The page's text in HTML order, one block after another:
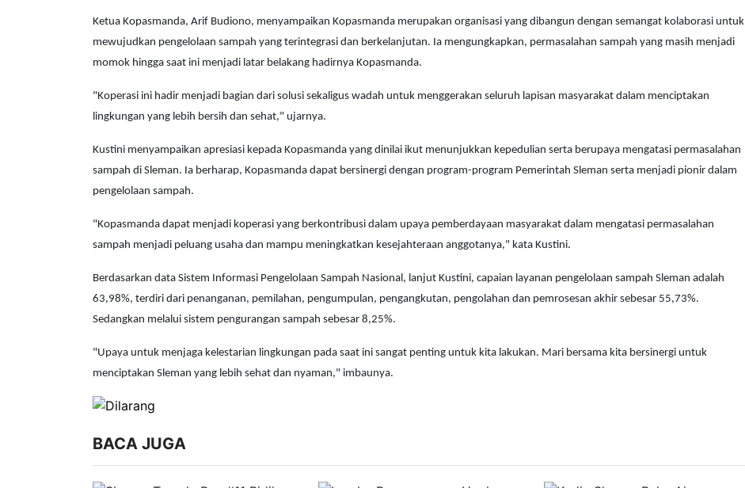
Ketua Kopasmanda, Arif Budiono, menyampaikan Kopasmanda merupakan organisasi yang dibangun dengan semangat kolaborasi untuk
mewujudkan pengelolaan sampah yang terintegrasi dan berkelanjutan. Ia mengungkapkan, permasalahan sampah yang masih menjadi
momok hingga saat ini menjadi latar belakang hadirnya Kopasmanda.
"Koperasi ini hadir menjadi bagian dari solusi sekaligus wadah untuk menggerakan seluruh lapisan masyarakat dalam menciptakan
lingkungan yang lebih bersih dan sehat," ujarnya.
Kustini menyampaikan apresiasi kepada Kopasmanda yang dinilai ikut menunjukkan kepedulian serta berupaya mengatasi permasalahan
sampah di Sleman. Ia berharap, Kopasmanda dapat bersinergi dengan program-program Pemerintah Sleman serta menjadi pionir dalam
pengelolaan sampah.
"Kopasmanda dapat menjadi koperasi yang berkontribusi dalam upaya pemberdayaan masyarakat dalam mengatasi permasalahan
sampah menjadi peluang usaha dan mampu meningkatkan kesejahteraan anggotanya," kata Kustini.
Berdasarkan data Sistem Informasi Pengelolaan Sampah Nasional, lanjut Kustini, capaian layanan pengelolaan sampah Sleman adalah
63,98%, terdiri dari penanganan, pemilahan, pengumpulan, pengangkutan, pengolahan dan pemrosesan akhir sebesar 55,73%.
Sedangkan melalui sistem pengurangan sampah sebesar 8,25%.
"Upaya untuk menjaga kelestarian lingkungan pada saat ini sangat penting untuk kita lakukan. Mari bersama kita bersinergi untuk
menciptakan Sleman yang lebih sehat dan nyaman," imbaunya.
BACA JUGA